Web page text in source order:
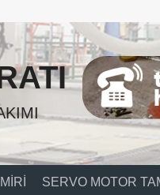
SERVO MOTOR